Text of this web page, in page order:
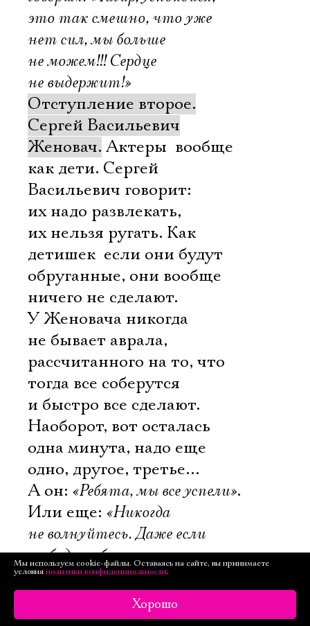
это так смешно, что уже
нет сил, мы больше
не можем!!! Сердце
не выдержит!»
Отступление второе.
Сергей Васильевич
Женовач. Актеры  вообще
как дети. Сергей
Васильевич говорит:
их надо развлекать,
их нельзя ругать. Как
детишек  если они будут
обруганные, они вообще
ничего не сделают.
У Женовача никогда
не бывает аврала,
рассчитанного на то, что
тогда все соберутся
и быстро все сделают.
Наоборот, вот осталась
одна минута, надо еще
одно, другое, третье…
А он: «Ребята, мы все успели».
Или еще: «Никогда
не волнуйтесь. Даже если
вы будете болеть, я вам все
сделал так, что зритель то,
что ему надо, поймет».
Про Женовача
Мы используем cookie-файлы. Оставаясь на сайте, вы принимаете
условия политики конфиденциальности.
Хорошо